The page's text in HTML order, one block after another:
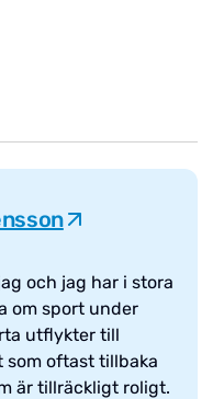
och jag har i stora
om sport under
utflykter till
som oftast tillbaka
är tillräckligt roligt.